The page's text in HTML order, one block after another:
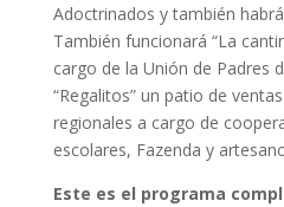
Adoctrinados y también
También funcionará “La
cargo de la Unión de Padres
“Regalitos” un patio de
regionales a cargo de
escolares, Fazenda y
Este es el programa